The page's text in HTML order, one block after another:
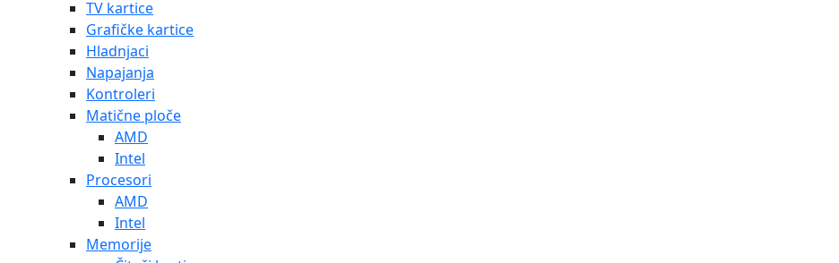
TV kartice
Grafičke kartice
Hladnjaci
Napajanja
Kontroleri
Matične ploče
AMD
Intel
Procesori
AMD
Intel
Memorije